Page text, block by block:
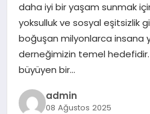
SPOR
TEKNOLOJI
YAŞAM
daha iyi bir yaşam sunmak
yoksulluk ve sosyal eşitsizlik
boğuşan milyonlarca insana
derneğimizin temel
büyüyen bir…
admin
08 Ağustos 2025